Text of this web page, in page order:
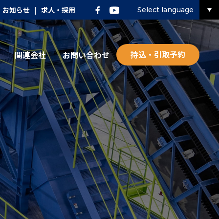
お知らせ | 求人・採用 Select language
関連会社 お問い合わせ 持込・引取予約